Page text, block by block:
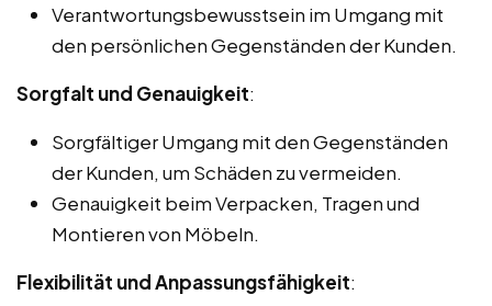
Verantwortungsbewusstsein im Umgang mit
den persönlichen Gegenständen der Kunden.
Sorgfalt und Genauigkeit:
Sorgfältiger Umgang mit den Gegenständen
der Kunden, um Schäden zu vermeiden.
Genauigkeit beim Verpacken, Tragen und
Montieren von Möbeln.
Flexibilität und Anpassungsfähigkeit: